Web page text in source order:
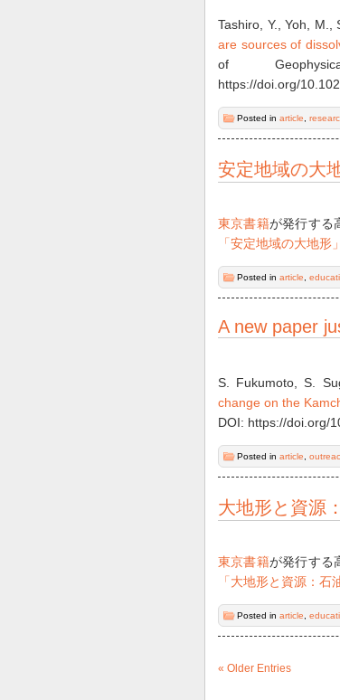
Tashiro, Y., Yoh, M.,
are sources of
of
https://doi.org/
Posted in article,
安定地域の大
東京書籍が発行する
「安定地域の大地形」
Posted in article,
A new paper
S. Fukumoto, S.
change on the
DOI: https://doi.org/
Posted in article,
大地形と資源
東京書籍が発行する
「大地形と資源：石
Posted in article,
« Older Entries